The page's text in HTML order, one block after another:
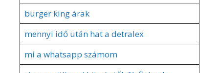
burger king árak
mennyi idő után hat a detralex
mi a whatsapp számom